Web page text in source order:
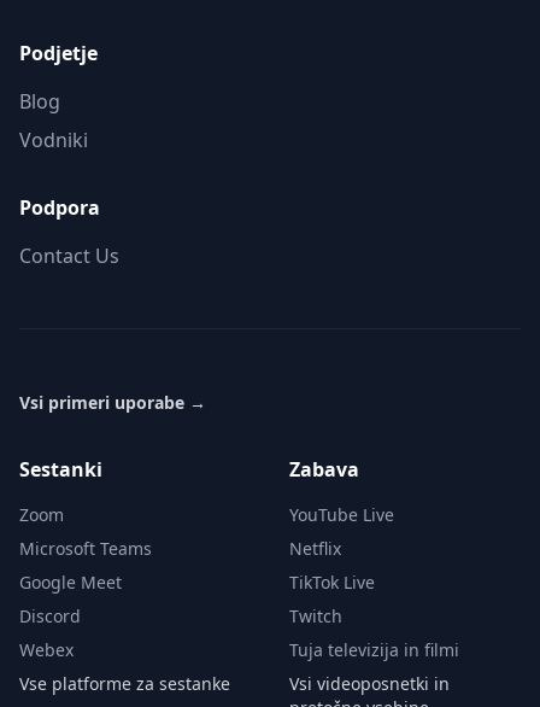
Podjetje
Blog
Vodniki
Podpora
Contact Us
Vsi primeri uporabe →
Sestanki
Zoom
Microsoft Teams
Google Meet
Discord
Webex
Vse platforme za sestanke
Zabava
YouTube Live
Netflix
TikTok Live
Twitch
Tuja televizija in filmi
Vsi videoposnetki in